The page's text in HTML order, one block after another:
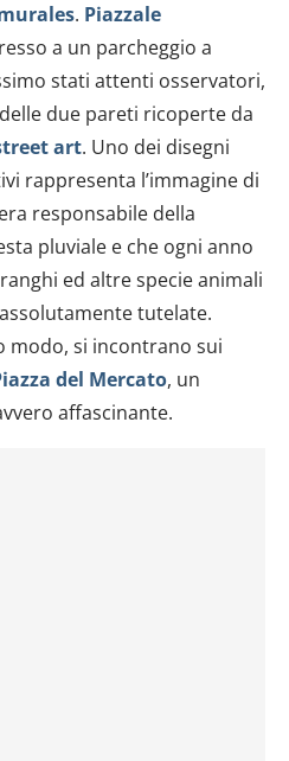
. Piazzale
a un parcheggio a
stati attenti osservatori,
due pareti ricoperte da
art. Uno dei disegni
rappresenta l’immagine di
responsabile della
pluviale e che ogni anno
ed altre specie animali
tutelate.
modo, si incontrano sui
del Mercato, un
affascinante.